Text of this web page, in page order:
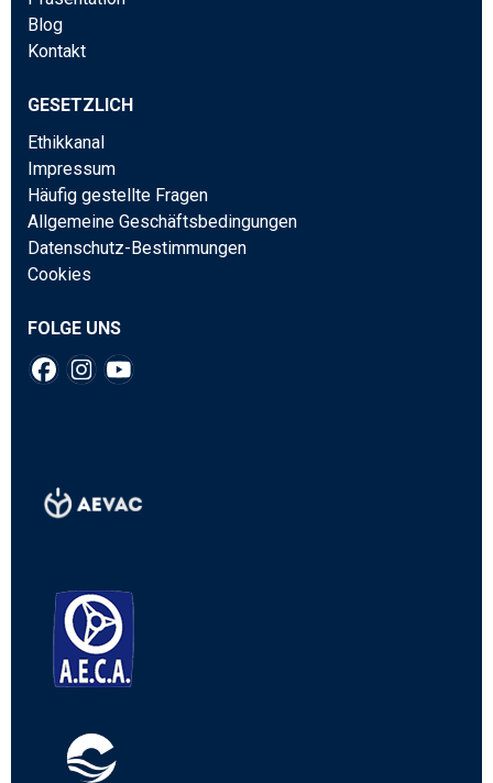
Blog
Kontakt
GESETZLICH
Ethikkanal
Impressum
Häufig gestellte Fragen
Allgemeine Geschäftsbedingungen
Datenschutz-Bestimmungen
Cookies
FOLGE UNS